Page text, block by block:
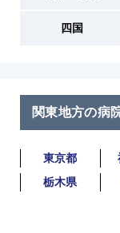
四国
関東地方の病
東京都
栃木県